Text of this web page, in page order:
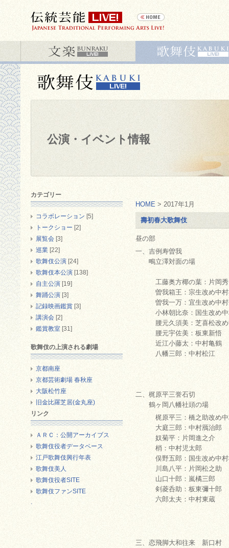
公演・イベント情報
HOME > 2017年1月
壽初春大歌舞伎
昼の部
一、吉例寿曽我
鴫立澤対面の場
工藤奥方椰の葉：片岡秀
曽我箱王：宗生改め中村
曽我一万：宜生改め中村
小林朝比奈：国生改め中
腰元久須美：芝喜松改め
腰元宇佐美：板東新悟
近江小藤太：中村亀鶴
八幡三郎：中村松江
二、梶原平三誉石切
鶴ヶ岡八幡社頭の場
梶原平三：橋之助改め中
大庭三郎：中村鴈治郎
奴菊平：片岡進之介
梢：中村児太郎
俣野五郎：国生改め中村
川島八平：片岡松之助
山口十郎：嵐橘三郎
剣菱呑助：板東彌十郎
六郎太夫：中村
三、恋飛脚大和往来 新口村
カテゴリー
コラボレーション [5]
トークショー [2]
展覧会 [3]
巡業 [22]
歌舞伎公演 [24]
歌舞伎本公演 [138]
自主公演 [19]
舞踊公演 [3]
記録映画鑑賞 [3]
講演会 [2]
鑑賞教室 [31]
歌舞伎の上演される劇場
京都南座
京都芸術劇場 春秋座
大阪松竹座
旧金比羅芝居(金丸座)
リンク
ＡＲＣ：公開アーカイブス
歌舞伎役者データベース
江戸歌舞伎興行年表
歌舞伎美人
歌舞伎役者SITE
歌舞伎ファンSITE
.